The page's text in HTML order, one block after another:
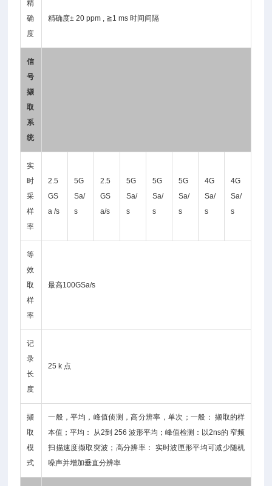
精
确
度
精确度± 20 ppm , ≧1 ms 时间间隔
信
号
撷
取
系
统
实
时
采
样
率
2.5
GS
a /s
5G
Sa/
s
2.5
GS
a/s
5G
Sa/
s
5G
Sa/
s
5G
Sa/
s
4G
Sa/
s
4G
Sa/
s
等
效
取
样
率
最高100GSa/s
记
录
长
度
25 k 点
撷
取
模
式
一般，平均，峰值侦测，高分辨率，单次；一般： 撷取的样
本值；平均： 从2到 256 波形平均；峰值检测：以2ns的 窄频
扫描速度撷取突波；高分辨率： 实时波匣形平均可减少随机
噪声并增加垂直分辨率